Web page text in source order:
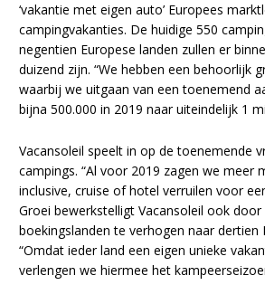
‘vakantie met eigen auto’ Europees
campingvakanties. De huidige 550
negentien Europese landen zullen er
duizend zijn. “We hebben een behoorlijk
waarbij we uitgaan van een toenemend
bijna 500.000 in 2019 naar uiteindelijk 1
Vacansoleil speelt in op de toenemende
campings. “Al voor 2019 zagen we meer
inclusive, cruise of hotel verruilen voor
Groei bewerkstelligt Vacansoleil ook
boekingslanden te verhogen naar dertien
“Omdat ieder land een eigen unieke
verlengen we hiermee het